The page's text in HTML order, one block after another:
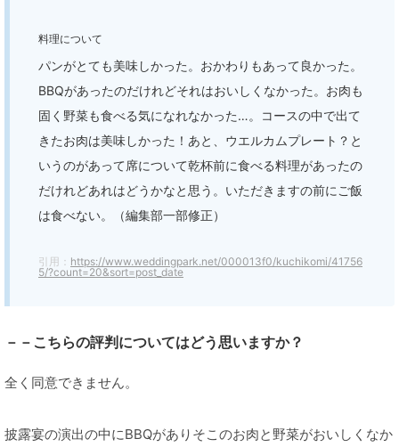
料理について
パンがとても美味しかった。おかわりもあって良かった。
BBQがあったのだけれどそれはおいしくなかった。お肉も
固く野菜も食べる気になれなかった…。コースの中で出て
きたお肉は美味しかった！あと、ウエルカムプレート？と
いうのがあって席について乾杯前に食べる料理があったの
だけれどあれはどうかなと思う。いただきますの前にご飯
は食べない。（編集部一部修正）
引用： https://www.weddingpark.net/000013f0/kuchikomi/41756
5/?count=20&sort=post_date
－－こちらの評判についてはどう思いますか？
全く同意できません。
披露宴の演出の中にBBQがありそこのお肉と野菜がおいしくなか